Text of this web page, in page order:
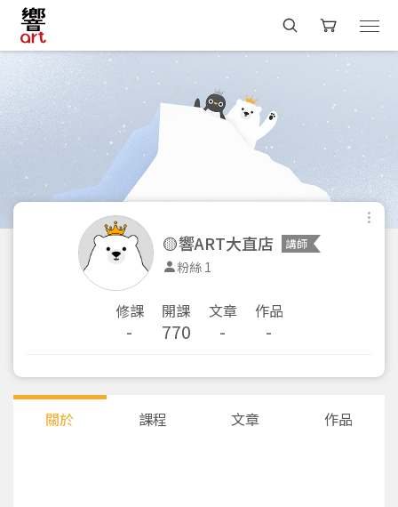
🟡響ART大直店 講師
粉絲 1
修課
-
開課
770
文章
-
作品
-
關於 課程 文章 作品